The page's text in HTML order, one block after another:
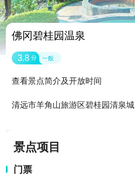
佛冈碧桂园温泉
3.8 分 一般
查看景点简介及开放时间
清远市羊角山旅游区碧桂园清泉城
景点项目
门票